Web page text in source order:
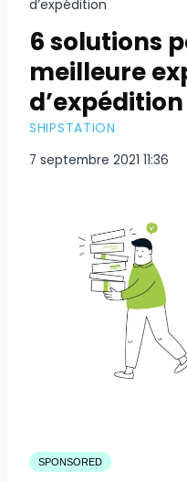
d’expédition
6 solutions
meilleure
d’expédition
SHIPSTATION
7 septembre 2021 11:36
SPONSORED